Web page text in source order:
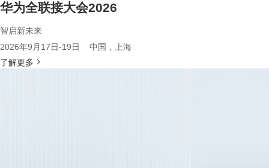
华为全联接大会2026
智启新未来
2026年9月17日-19日 中国，上海
了解更多